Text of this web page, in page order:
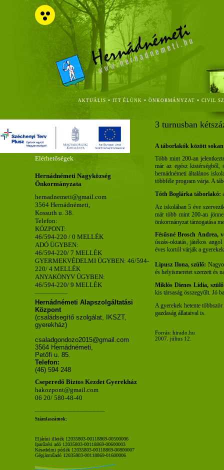
AKTUÁLIS • ITT ÉLÜNK • ÖNKORMÁNYZAT • CIVIL
Elérhetőségek
Hernádnémeti Nagyközség
Önkormányzata
hernadnemeti@gmail.com
3564 Hernádnémeti,
Kossuth u. 38.
Telefon:
KÖZPONT:
46/594-220 / 0 MELLÉK
ADÓ ÜGYBEN:
46/594-220/ 7 MELLÉK
GYERMEKVÉDELMI ÜGYBEN: 46/594-
220/ 4 MELLÉK
ANYAKÖNYV ÜGYBEN:
46/594-220/ 9 MELLÉK
Hernádnémeti Alapszolgáltatási
Központ
(családsegítő szolgálat, IKSZT,
gyerekház)
csaladgondozo2015@gmail.com
3564 Hernádnémeti,
Petőfi u. 85.
Telefon:
(46) 594 248
Cseperedő Biztos Kezdet Gyerekház
hakozpont@gmail.com
06 20/ 580-48-40
Számlaszámok:
Eljárási illeték 12035803-00118869-00500006
Iparűzési adó 12035803-00118869-00600003
Késedelmi pótlék 12035803-00118869-00800007
Gépjárműadó 12035803-00118869-01600006
3 turnusban
A táborlakók között
Több mint 200-an
már az egész
hernádnémeti általános
többféle program várja. A
Tóth Boglárka táborlakó:
Az iskolában 5 éve
már több mint 200-an
önkormányzat támogatása
Fésűsné Brosch Andrea,
úszás-oktatás, játékos
éves kortól várják a
Lipusz Ilona, szülő:
és helyismeretet szerzett és
Miklós Dienes Lídia,
kis társaság összegyűlt. Jó
A gyerekek hetente
gazdaság állataival is.
Forrás: hirado.hu
2007. július 12.